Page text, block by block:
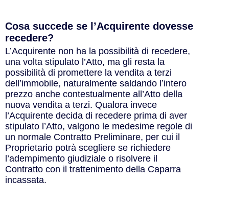
Cosa succede se l’Acquirente dovesse
recedere?
L’Acquirente non ha la possibilità di recedere,
una volta stipulato l’Atto, ma gli resta la
possibilità di promettere la vendita a terzi
dell’immobile, naturalmente saldando l’intero
prezzo anche contestualmente all’Atto della
nuova vendita a terzi. Qualora invece
l’Acquirente decida di recedere prima di aver
stipulato l’Atto, valgono le medesime regole di
un normale Contratto Preliminare, per cui il
Proprietario potrà scegliere se richiedere
l’adempimento giudiziale o risolvere il
Contratto con il trattenimento della Caparra
incassata.